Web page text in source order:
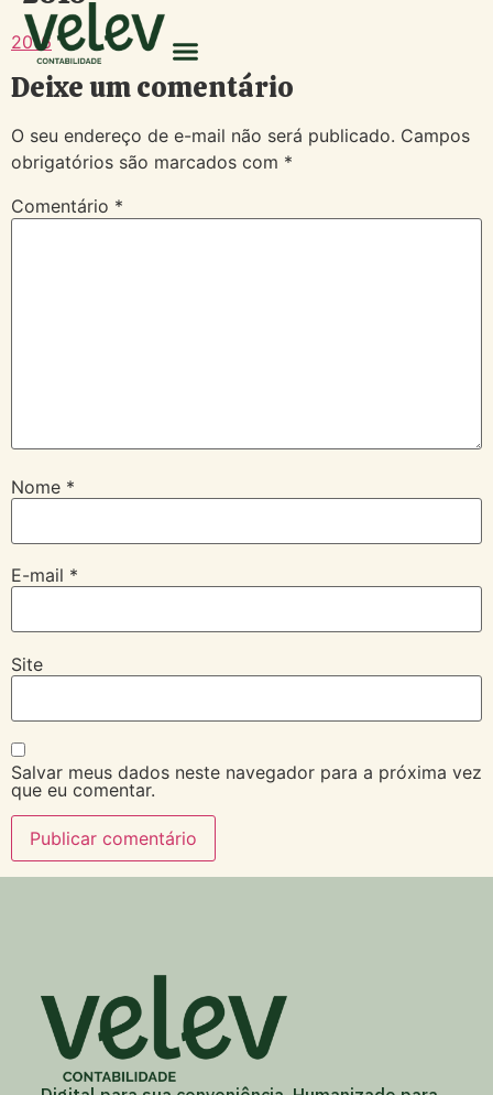
2016
Deixe um comentário
O seu endereço de e-mail não será publicado. Campos
obrigatórios são marcados com *
Comentário *
Nome *
E-mail *
Site
Salvar meus dados neste navegador para a próxima vez
que eu comentar.